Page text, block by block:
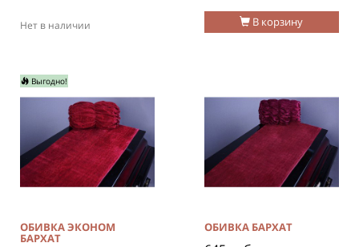
Нет в наличии В корзину
Выгодно!
ОБИВКА ЭКОНОМ
БАРХАТ
ОБИВКА БАРХАТ